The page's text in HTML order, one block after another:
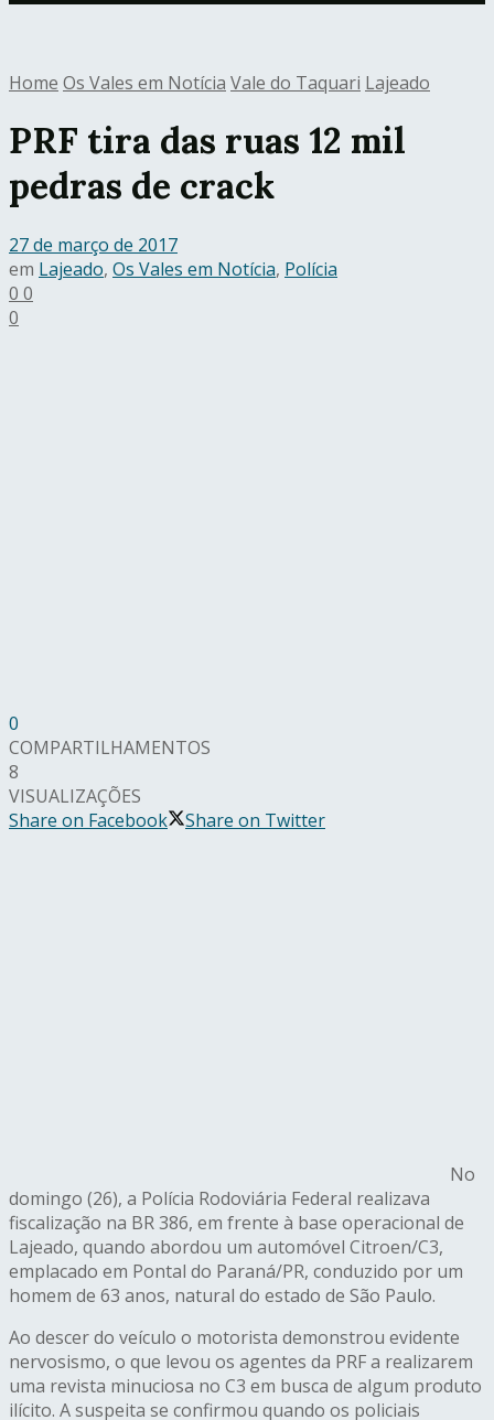
Home Os Vales em Notícia Vale do Taquari Lajeado
PRF tira das ruas 12 mil
pedras de crack
27 de março de 2017
em Lajeado, Os Vales em Notícia, Polícia
0 0
0
0
COMPARTILHAMENTOS
8
VISUALIZAÇÕES
Share on Facebook
Share on Twitter
No
domingo (26), a Polícia Rodoviária Federal realizava
fiscalização na BR 386, em frente à base operacional de
Lajeado, quando abordou um automóvel Citroen/C3,
emplacado em Pontal do Paraná/PR, conduzido por um
homem de 63 anos, natural do estado de São Paulo.
Ao descer do veículo o motorista demonstrou evidente
nervosismo, o que levou os agentes da PRF a realizarem
uma revista minuciosa no C3 em busca de algum produto
ilícito. A suspeita se confirmou quando os policiais